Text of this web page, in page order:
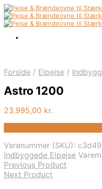
Forside / Elpejse /
Astro 1200
23.995,00 kr.
Varenummer (SKU):
Indbyggede Elpejse
Previous Product
Next Product